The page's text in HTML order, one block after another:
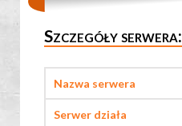
Szczegóły serwera:
Nazwa serwera
Serwer działa